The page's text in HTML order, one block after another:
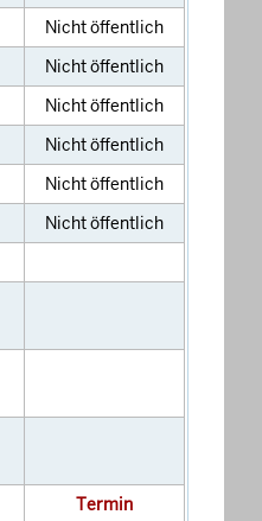
Nicht öffentlich
Nicht öffentlich
Nicht öffentlich
Nicht öffentlich
Nicht öffentlich
Nicht öffentlich
Termin